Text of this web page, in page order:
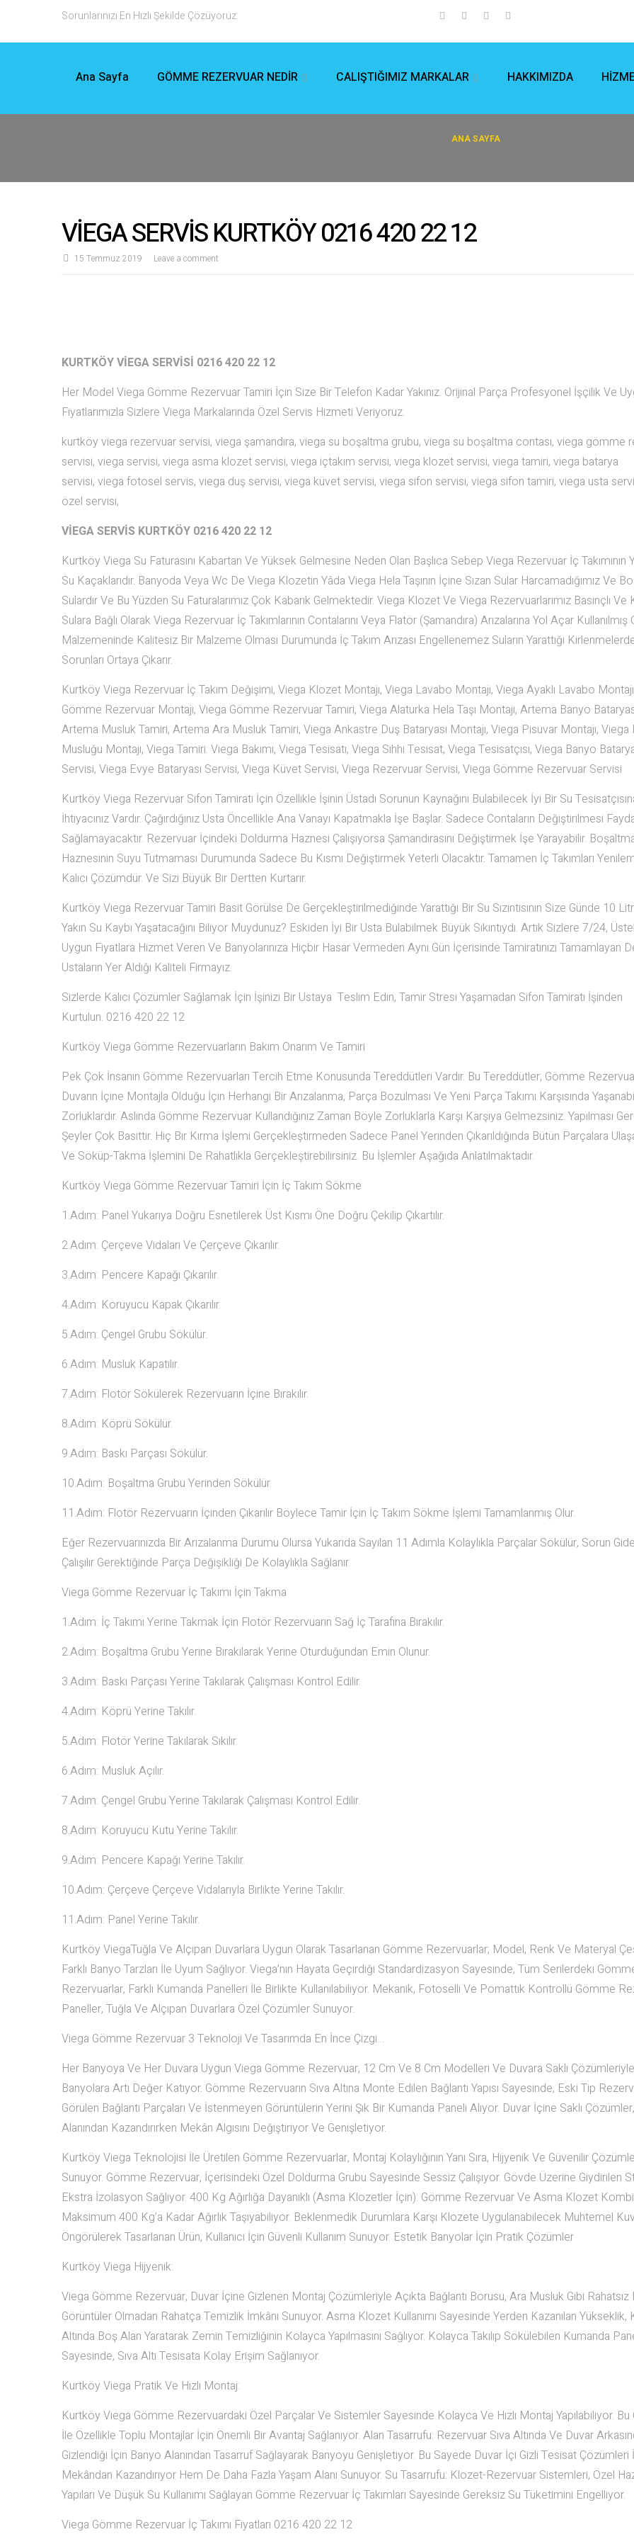
Sorunlarınızı En Hızlı Şekilde Çözüyoruz
Ana Sayfa GÖMME REZERVUAR NEDİR CALIŞTIĞIMIZ MARKALAR HAKKIMIZDA
ANA SAYFA
VİEGA SERVİS KURTKÖY 0216 420 22 12
15 Temmuz 2019 Leave a comment
KURTKÖY VİEGA SERVİSİ 0216 420 22 12
Her Model Viega Gömme Rezervuar Tamiri İçin Size Bir Telefon Kadar Yakınız. Orijinal Parça Profesyonel İşçilik Ve
Fiyatlarımızla Sizlere Viega Markalarında Özel Servis Hizmeti Veriyoruz.
kurtköy viega rezervuar servisi, viega şamandıra, viega su boşaltma grubu, viega su boşaltma contası, viega gömme
servisi, viega servisi, viega asma klozet servisi, viega içtakım servisi, viega klozet servisi, viega tamiri, viega batarya
servisi, viega fotosel servis, viega duş servisi, viega küvet servisi, viega sifon servisi, viega sifon tamiri, viega usta
özel servisi,
VİEGA SERVİS KURTKÖY 0216 420 22 12
Kurtköy Viega Su Faturasını Kabartan Ve Yüksek Gelmesine Neden Olan Başlıca Sebep Viega Rezervuar İç Takımının
Su Kaçaklarıdır. Banyoda Veya Wc De Viega Klozetin Yâda Viega Hela Taşının İçine Sızan Sular Harcamadığımız Ve
Sulardır Ve Bu Yüzden Su Faturalarımız Çok Kabarık Gelmektedir. Viega Klozet Ve Viega Rezervuarlarımız Basınçlı Ve
Sulara Bağlı Olarak Viega Rezervuar İç Takımlarının Contalarını Veya Flatör (Şamandıra) Arızalarına Yol Açar Kullanılmış
Malzemeninde Kalitesiz Bir Malzeme Olması Durumunda İç Takım Arızası Engellenemez Suların Yarattığı
Sorunları Ortaya Çıkarır.
Kurtköy Viega Rezervuar İç Takım Değişimi, Viega Klozet Montajı, Viega Lavabo Montajı, Viega Ayaklı Lavabo
Gömme Rezervuar Montajı, Viega Gömme Rezervuar Tamiri, Viega Alaturka Hela Taşı Montajı, Artema Banyo
Artema Musluk Tamiri, Artema Ara Musluk Tamiri, Viega Ankastre Duş Bataryası Montajı, Viega Pisuvar Montajı, Viega
Musluğu Montajı, Viega Tamiri. Viega Bakımı, Viega Tesisatı, Viega Sıhhi Tesisat, Viega Tesisatçısı, Viega Banyo
Servisi, Viega Evye Bataryası Servisi, Viega Küvet Servisi, Viega Rezervuar Servisi, Viega Gömme Rezervuar Servisi
Kurtköy Viega Rezervuar Sifon Tamiratı İçin Özellikle İşinin Üstadı Sorunun Kaynağını Bulabilecek İyi Bir Su
İhtiyacınız Vardır. Çağırdığınız Usta Öncellikle Ana Vanayı Kapatmakla İşe Başlar. Sadece Contaların Değiştirilmesi
Sağlamayacaktır. Rezervuar İçindeki Doldurma Haznesi Çalışıyorsa Şamandırasını Değiştirmek İşe Yarayabilir.
Haznesinin Suyu Tutmaması Durumunda Sadece Bu Kısmı Değiştirmek Yeterli Olacaktır. Tamamen İç Takımları
Kalıcı Çözümdür. Ve Sizi Büyük Bir Dertten Kurtarır.
Kurtköy Viega Rezervuar Tamiri Basit Görülse De Gerçekleştirilmediğinde Yarattığı Bir Su Sızıntısının Size Günde 10
Yakın Su Kaybı Yaşatacağını Biliyor Muydunuz? Eskiden İyi Bir Usta Bulabilmek Büyük Sıkıntıydı. Artık Sizlere 7/24,
Uygun Fiyatlara Hizmet Veren Ve Banyolarınıza Hiçbir Hasar Vermeden Aynı Gün İçerisinde Tamiratınızı Tamamlayan
Ustaların Yer Aldığı Kaliteli Firmayız.
Sizlerde Kalıcı Çözümler Sağlamak İçin İşinizi Bir Ustaya Teslim Edin, Tamir Stresi Yaşamadan Sifon Tamiratı İşinden
Kurtulun. 0216 420 22 12
Kurtköy Viega Gömme Rezervuarların Bakım Onarım Ve Tamiri
Pek Çok İnsanın Gömme Rezervuarları Tercih Etme Konusunda Tereddütleri Vardır. Bu Tereddütler; Gömme
Duvarın İçine Montajla Olduğu İçin Herhangi Bir Arızalanma, Parça Bozulması Ve Yeni Parça Takımı Karşısında
Zorluklardır. Aslında Gömme Rezervuar Kullandığınız Zaman Böyle Zorluklarla Karşı Karşıya Gelmezsiniz. Yapılması
Şeyler Çok Basittir. Hiç Bir Kırma İşlemi Gerçekleştirmeden Sadece Panel Yerinden Çıkarıldığında Bütün Parçalara
Ve Söküp-Takma İşlemini De Rahatlıkla Gerçekleştirebilirsiniz. Bu İşlemler Aşağıda Anlatılmaktadır.
Kurtköy Viega Gömme Rezervuar Tamiri İçin İç Takım Sökme
1.Adım: Panel Yukarıya Doğru Esnetilerek Üst Kısmı Öne Doğru Çekilip Çıkartılır.
2.Adım: Çerçeve Vidaları Ve Çerçeve Çıkarılır.
3.Adım: Pencere Kapağı Çıkarılır.
4.Adım: Koruyucu Kapak Çıkarılır.
5.Adım: Çengel Grubu Sökülür.
6.Adım: Musluk Kapatılır.
7.Adım: Flotör Sökülerek Rezervuarın İçine Bırakılır.
8.Adım: Köprü Sökülür.
9.Adım: Baskı Parçası Sökülür.
10.Adım: Boşaltma Grubu Yerinden Sökülür.
11.Adım: Flotör Rezervuarın İçinden Çıkarılır Böylece Tamir İçin İç Takım Sökme İşlemi Tamamlanmış Olur.
Eğer Rezervuarınızda Bir Arızalanma Durumu Olursa Yukarıda Sayılan 11 Adımla Kolaylıkla Parçalar Sökülür, Sorun
Çalışılır Gerektiğinde Parça Değişikliği De Kolaylıkla Sağlanır.
Viega Gömme Rezervuar İç Takımı İçin Takma
1.Adım: İç Takımı Yerine Takmak İçin Flotör Rezervuarın Sağ İç Tarafına Bırakılır.
2.Adım: Boşaltma Grubu Yerine Bırakılarak Yerine Oturduğundan Emin Olunur.
3.Adım: Baskı Parçası Yerine Takılarak Çalışması Kontrol Edilir.
4.Adım: Köprü Yerine Takılır.
5.Adım: Flotör Yerine Takılarak Sıkılır.
6.Adım: Musluk Açılır.
7.Adım: Çengel Grubu Yerine Takılarak Çalışması Kontrol Edilir.
8.Adım: Koruyucu Kutu Yerine Takılır.
9.Adım: Pencere Kapağı Yerine Takılır.
10.Adım: Çerçeve Çerçeve Vidalarıyla Birlikte Yerine Takılır.
11.Adım: Panel Yerine Takılır.
Kurtköy ViegaTuğla Ve Alçıpan Duvarlara Uygun Olarak Tasarlanan Gömme Rezervuarlar; Model, Renk Ve Materyal
Farklı Banyo Tarzları İle Uyum Sağlıyor. Viega’nın Hayata Geçirdiği Standardizasyon Sayesinde, Tüm Serilerdeki
Rezervuarlar, Farklı Kumanda Panelleri İle Birlikte Kullanılabiliyor. Mekanik, Fotoselli Ve Pomattık Kontrollü Gömme
Paneller, Tuğla Ve Alçıpan Duvarlara Özel Çözümler Sunuyor.
Viega Gömme Rezervuar 3 Teknoloji Ve Tasarımda En İnce Çizgi…
Her Banyoya Ve Her Duvara Uygun Viega Gömme Rezervuar, 12 Cm Ve 8 Cm Modelleri Ve Duvara Saklı Çözümleriyle
Banyolara Artı Değer Katıyor. Gömme Rezervuarın Sıva Altına Monte Edilen Bağlantı Yapısı Sayesinde, Eski Tip
Görülen Bağlantı Parçaları Ve İstenmeyen Görüntülerin Yerini Şık Bir Kumanda Paneli Alıyor. Duvar İçine Saklı
Alanından Kazandırırken Mekân Algısını Değiştiriyor Ve Genişletiyor.
Kurtköy Viega Teknolojisi İle Üretilen Gömme Rezervuarlar, Montaj Kolaylığının Yanı Sıra, Hijyenik Ve Güvenilir
Sunuyor. Gömme Rezervuar, İçerisindeki Özel Doldurma Grubu Sayesinde Sessiz Çalışıyor. Gövde Üzerine Giydirilen
Ekstra İzolasyon Sağlıyor. 400 Kg Ağırlığa Dayanıklı (Asma Klozetler İçin): Gömme Rezervuar Ve Asma Klozet
Maksimum 400 Kg’a Kadar Ağırlık Taşıyabiliyor. Beklenmedik Durumlara Karşı Klozete Uygulanabilecek Muhtemel
Öngörülerek Tasarlanan Ürün, Kullanıcı İçin Güvenli Kullanım Sunuyor. Estetik Banyolar İçin Pratik Çözümler
Kurtköy Viega Hijyenik:
Viega Gömme Rezervuar, Duvar İçine Gizlenen Montaj Çözümleriyle Açıkta Bağlantı Borusu, Ara Musluk Gibi Rahatsız
Görüntüler Olmadan Rahatça Temizlik İmkânı Sunuyor. Asma Klozet Kullanımı Sayesinde Yerden Kazanılan Yükseklik,
Altında Boş Alan Yaratarak Zemin Temizliğinin Kolayca Yapılmasını Sağlıyor. Kolayca Takılıp Sökülebilen Kumanda
Sayesinde, Sıva Altı Tesisata Kolay Erişim Sağlanıyor.
Kurtköy Viega Pratik Ve Hızlı Montaj:
Kurtköy Viega Gömme Rezervuardaki Özel Parçalar Ve Sistemler Sayesinde Kolayca Ve Hızlı Montaj Yapılabiliyor. Bu
İle Özellikle Toplu Montajlar İçin Önemli Bir Avantaj Sağlanıyor. Alan Tasarrufu: Rezervuar Sıva Altında Ve Duvar
Gizlendiği İçin Banyo Alanından Tasarruf Sağlayarak Banyoyu Genişletiyor. Bu Sayede Duvar İçi Gizli Tesisat Çözümleri
Mekândan Kazandırıyor Hem De Daha Fazla Yaşam Alanı Sunuyor. Su Tasarrufu: Klozet-Rezervuar Sistemleri, Özel
Yapıları Ve Düşük Su Kullanımı Sağlayan Gömme Rezervuar İç Takımları Sayesinde Gereksiz Su Tüketimini Engelliyor.
Viega Gömme Rezervuar İç Takımı Fiyatları 0216 420 22 12